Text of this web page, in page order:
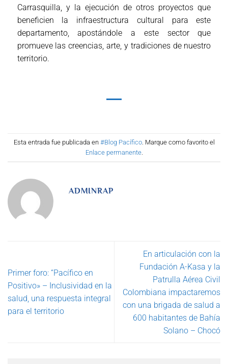
Carrasquilla, y la ejecución de otros proyectos que
beneficien la infraestructura cultural para este
departamento, apostándole a este sector que
promueve las creencias, arte, y tradiciones de nuestro
territorio.
Esta entrada fue publicada en #Blog Pacífico. Marque como favorito el
Enlace permanente.
ADMINRAP
Primer foro: “Pacífico en
Positivo» – Inclusividad en la
salud, una respuesta integral
para el territorio
En articulación con la
Fundación A-Kasa y la
Patrulla Aérea Civil
Colombiana impactaremos
con una brigada de salud a
600 habitantes de Bahía
Solano – Chocó